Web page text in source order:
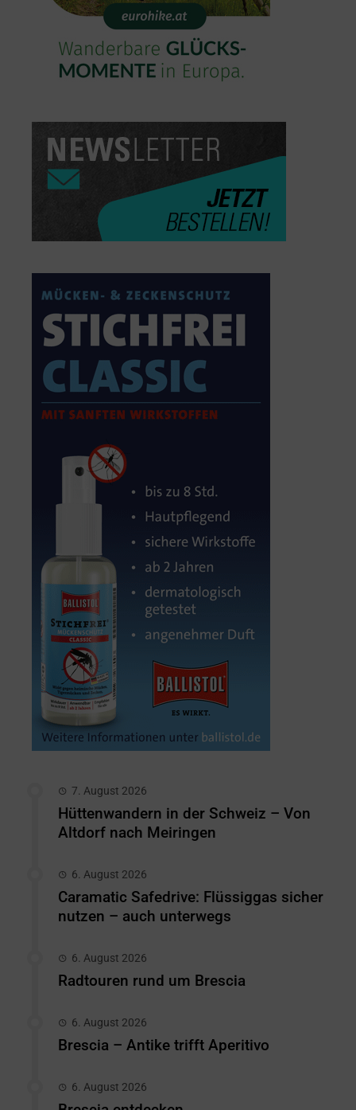
7. August 2026
Hüttenwandern in der Schweiz – Von
Altdorf nach Meiringen
6. August 2026
Caramatic Safedrive: Flüssiggas sicher
nutzen – auch unterwegs
6. August 2026
Radtouren rund um Brescia
6. August 2026
Brescia – Antike trifft Aperitivo
6. August 2026